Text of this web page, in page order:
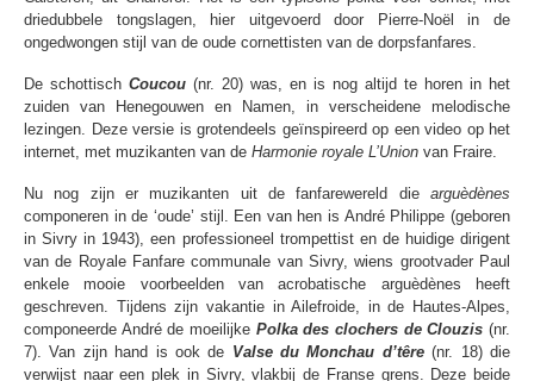
driedubbele tongslagen, hier uitgevoerd door Pierre-Noël in de
ongedwongen stijl van de oude cornettisten van de dorpsfanfares.
De schottisch Coucou (nr. 20) was, en is nog altijd te horen in het
zuiden van Henegouwen en Namen, in verscheidene melodische
lezingen. Deze versie is grotendeels geïnspireerd op een video op het
internet, met muzikanten van de Harmonie royale L’Union van Fraire.
Nu nog zijn er muzikanten uit de fanfarewereld die arguèdènes
componeren in de ‘oude’ stijl. Een van hen is André Philippe (geboren
in Sivry in 1943), een professioneel trompettist en de huidige dirigent
van de Royale Fanfare communale van Sivry, wiens grootvader Paul
enkele mooie voorbeelden van acrobatische arguèdènes heeft
geschreven. Tijdens zijn vakantie in Ailefroide, in de Hautes-Alpes,
componeerde André de moeilijke Polka des clochers de Clouzis (nr.
7). Van zijn hand is ook de Valse du Monchau d’têre(nr. 18) die
verwijst naar een plek in Sivry, vlakbij de Franse grens. Deze beide